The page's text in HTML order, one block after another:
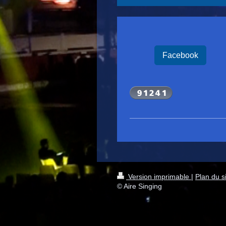
Facebook
Version imprimable | Plan du
© Aire Singing